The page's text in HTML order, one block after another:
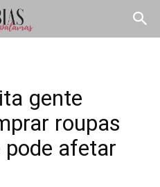
gente
roupas
afetar